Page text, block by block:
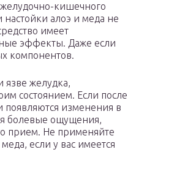
кишечного
настойки алоэ и меда не
имеет
эффекты. Даже если
компонентов.
язве желудка,
состоянием. Если после
появляются изменения в
болевые ощущения,
прием. Не применяйте
если у вас имеется